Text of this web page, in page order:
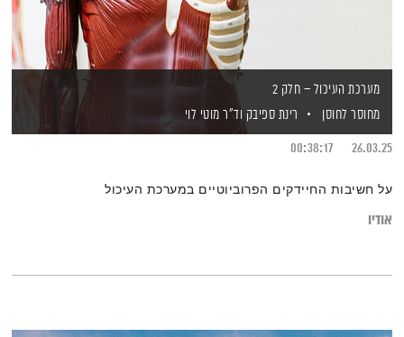
מערכת העיכול – חלק 2
מחוסר לחוסן
רינת ספיבקוד"ר מוטי לוי
26.03.25
00:38:17
על חשיבות החיידקים הפרוביוטיים במערכת העיכול
אודיו